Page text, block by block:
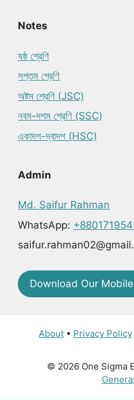
Notes
ষষ্ঠ শ্রেণি
সপ্তম শ্রেণি
অষ্টম শ্রেণি (JSC)
নবম-দশম শ্রেণি (SSC)
একাদশ-দ্বাদশ (HSC)
Admin
Md. Saifur Rahman
WhatsApp:
Download Our
About• Privacy Policy
© 2026 One Sigma